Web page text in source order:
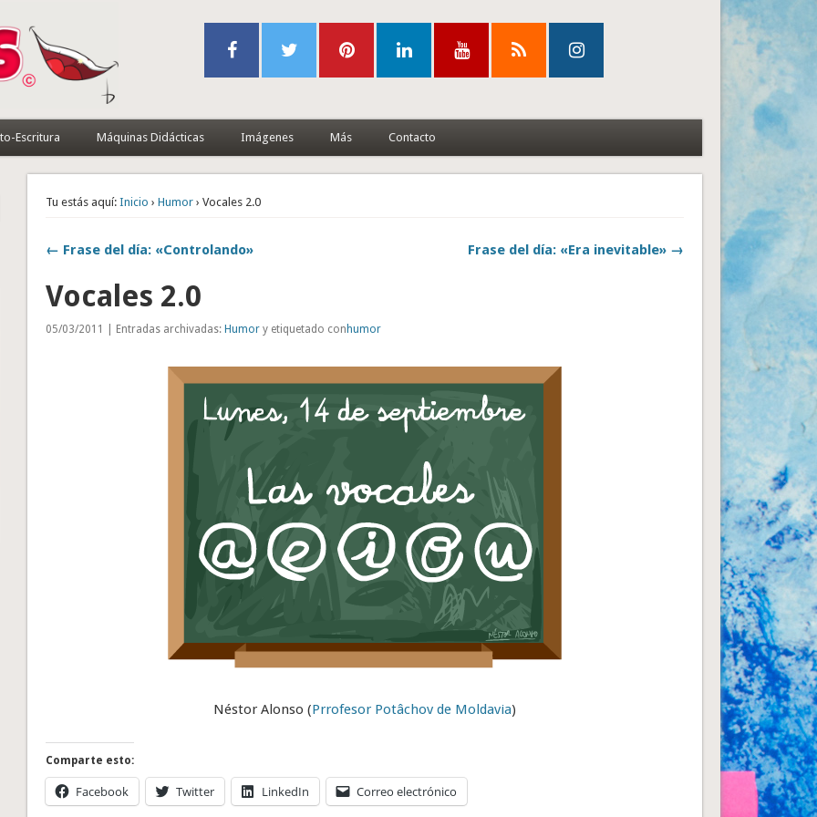
Escritura Máquinas Didácticas Imágenes Más Contacto
Tu estás aquí: Inicio ›Humor › Vocales 2.0
← Frase del día: «Controlando» Frase del día: «Era inevitable» →
Vocales 2.0
05/03/2011 | Entradas archivadas:Humor y etiquetado con humor
Néstor Alonso (Prrofesor Potâchov de Moldavia)
Comparte esto:
Facebook Twitter LinkedIn Correo electrónico